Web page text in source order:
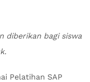
diberikan bagi siswa
Pelatihan SAP